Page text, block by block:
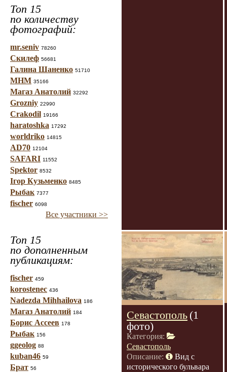
Топ 15
по количеству
фотографий:
mr.seniv 78260
Скилеф 56681
Галина Шаненко 51710
МНМ 35166
Магаз Анатолий 32292
Grozniy 22990
Crakodil 19166
haratoshka 17292
worldriko 14815
AD70 12104
SAFARI 11552
Spektor 8532
Ігор Кузьменко 8485
Рыбак 7377
fischer 6098
Все участники >>
Топ 15
по дополненным
публикациям:
fischer 459
korostenec 436
Nadezda Mihhailova 186
Магаз Анатолий 184
Борис Ассеев 178
Рыбак 156
ggeolog 88
kuban46 59
Брат 56
Севастополь (1
фото)
Категория:
Севастополь
Описание:
Вид с
исторического бульвара